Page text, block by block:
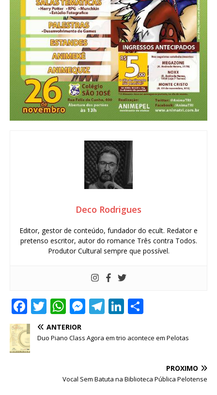
Deco Rodrigues
Editor, gestor de conteúdo, fundador do ecult. Redator e
pretenso escritor, autor do romance Três contra Todos.
Produtor Cultural sempre que possível.
F
a
c
e
T
w
it
W
h
at
p
M
ss
g
T
e
m
Li
k
n
ar
ANTERIOR
Duo Piano Class Agora em trio acontece em Pelotas
PRÓXIMO
Vocal Sem Batuta na Biblioteca Pública Pelotense